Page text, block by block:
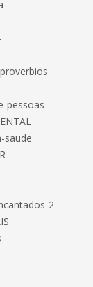
pessoas
saude
2